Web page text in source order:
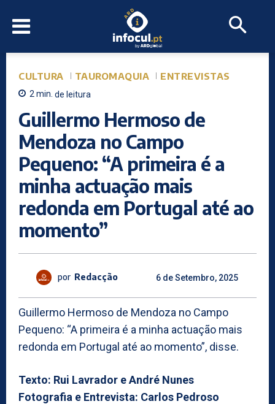
CULTURA TAUROMAQUIA ENTREVISTAS
2min. de leitura
Guillermo Hermoso de
Mendoza no Campo
Pequeno: “A primeira é a
minha actuação mais
redonda em Portugal até ao
momento”
por Redacção 6 de Setembro, 2025
Guillermo Hermoso de Mendoza no Campo
Pequeno: “A primeira é a minha actuação mais
redonda em Portugal até ao momento”, disse.
Texto: Rui Lavrador e André Nunes
Fotografia e Entrevista: Carlos Pedroso